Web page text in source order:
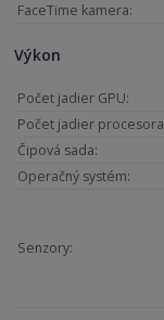
FaceTime kamera:
Výkon
Počet jadier GPU:
Počet jadier
Čipová sada:
Operačný systém:
Senzory: